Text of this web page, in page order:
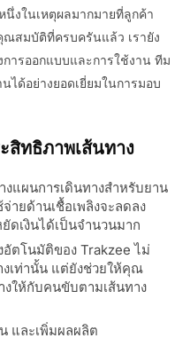
งในเหตุผลมากมายที่ลูกค้า
สมบัติที่ครบครันแล้ว เรายัง
ารออกแบบและการใช้งาน ทีม
ได้อย่างยอดเยี่ยมในการมอบ
สิทธิภาพเส้นทาง
งแผนการเดินทางสำหรับยาน
ยด้านเชื้อเพลิงจะลดลง
ดเงินได้เป็นจำนวนมาก
อัตโนมัติของ Trakzee ไม่
งเท่านั้น แต่ยังช่วยให้คุณ
งให้กับคนขับตามเส้นทาง
และเพิ่มผลผลิต